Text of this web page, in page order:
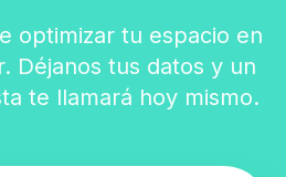
optimizar tu espacio en
Déjanos tus datos y un
te llamará hoy mismo.